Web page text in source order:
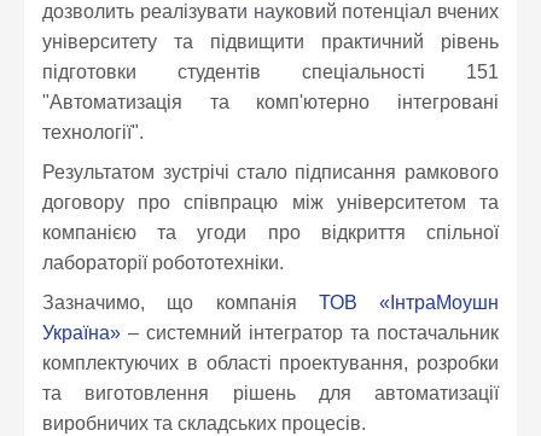
дозволить реалізувати науковий потенціал вчених
університету та підвищити практичний рівень
підготовки студентів спеціальності 151
"Автоматизація та комп'ютерно інтегровані
технології".
Результатом зустрічі стало підписання рамкового
договору про співпрацю між університетом та
компанією та угоди про відкриття спільної
лабораторії робототехніки.
Зазначимо, що компанія ТОВ «ІнтраМоушн
Україна» – системний інтегратор та постачальник
комплектуючих в області проектування, розробки
та виготовлення рішень для автоматизації
виробничих та складських процесів.